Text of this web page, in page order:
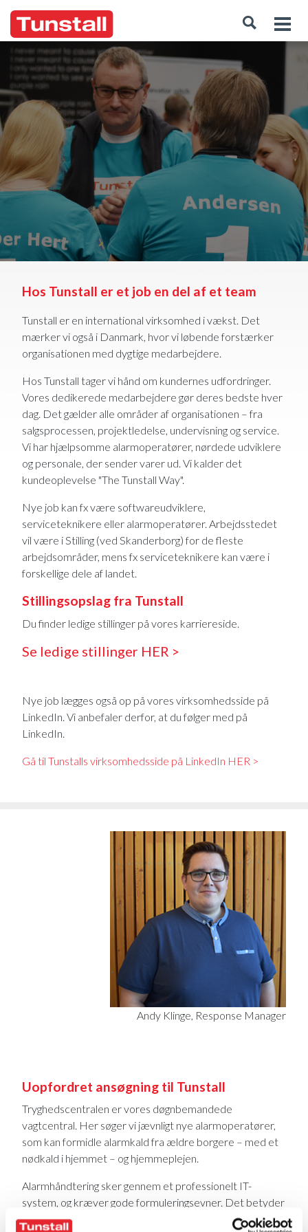
Hos Tunstall er et job en del af et team
Tunstall er en international virksomhed i vækst. Det
mærker vi også i Danmark, hvor vi løbende forstærker
organisationen med dygtige medarbejdere.
Hos Tunstall tager vi hånd om kundernes udfordringer.
Vores dedikerede medarbejdere gør deres bedste hver
dag. Det gælder alle områder af organisationen – fra
salgsprocessen, projektledelse, undervisning og service.
Vi har hjælpsomme alarmoperatører, nørdede udviklere
og personale, der sender varer ud. Vi kalder det
kundeoplevelse "The Tunstall Way".
Nye job kan fx være softwareudviklere,
serviceteknikere eller alarmoperatører. Arbejdsstedet
vil være i Stilling (ved Skanderborg) for de fleste
arbejdsområder, mens fx serviceteknikere kan være i
forskellige dele af landet.
Stillingsopslag fra Tunstall
Du finder ledige stillinger på vores karriereside.
Se ledige stillinger HER >
Nye job lægges også op på vores virksomhedsside på
LinkedIn. Vi anbefaler derfor, at du følger med på
LinkedIn.
Gå til Tunstalls virksomhedsside på LinkedIn HER >
Andy Klinge, Response Manager
Uopfordret ansøgning til Tunstall
Tryghedscentralen er vores døgnbemandede
vagtcentral. Her søger vi jævnligt nye alarmoperatører,
som kan formidle alarmkald fra ældre borgere – med et
nødkald i hjemmet – og hjemmeplejen.
Alarmhåndtering sker gennem et professionelt IT-
system, og kræver gode formuleringsevner. Det betyder
bl.a., at du skal kunne tale og skrive dansk flydende.